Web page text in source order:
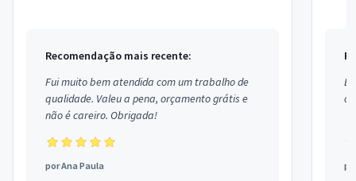
Recomendação mais recente:
Fui muito bem atendida com um trabalho de
qualidade. Valeu a pena, orçamento grátis e
não é careiro. Obrigada!
porAna Paula